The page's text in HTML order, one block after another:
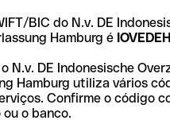
BIC do N.v. DE
Hamburg é
N.v. DE Indonesische
Hamburg utiliza vários
Confirme o código
o banco.